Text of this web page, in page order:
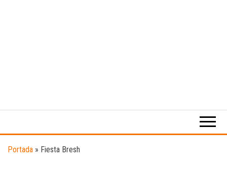
digital
Portada » Fiesta Bresh